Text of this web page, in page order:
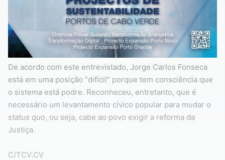
De acordo com este entrevistado, Jorge Carlos Fonseca
está em uma posição “difícil” porque tem consciência que
o sistema está podre. Reconheceu, entretanto, que é
necessário um levantamento cívico popular para mudar o
status quo, ou seja, cabe ao povo exigir a reforma da
Justiça.
C/TCV.CV